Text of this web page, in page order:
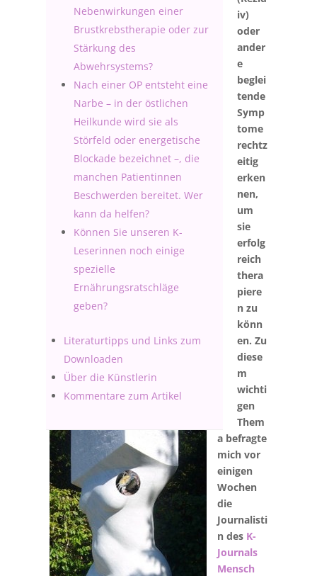
Nebenwirkungen einer
Brustkrebstherapie oder zur
Stärkung des
Abwehrsystems?
Nach einer OP entsteht eine
Narbe – in der östlichen
Heilkunde wird sie als
Störfeld oder energetische
Blockade bezeichnet –, die
manchen Patientinnen
Beschwerden bereitet. Wer
kann da helfen?
Können Sie unseren K-
Leserinnen noch einige
spezielle
Ernährungsratschläge
geben?
Literaturtipps und Links zum
Downloaden
Über die Künstlerin
Kommentare zum Artikel
iv)
oder
ander
e
beglei
tende
Symp
tome
rechtz
eitig
erken
nen,
um
sie
erfolg
reich
thera
piere
n zu
könn
en. Zu
diese
m
wichti
gen
Them
a befragte
mich vor
einigen
Wochen
die
Journalisti
n des K-
Journals
Mensch